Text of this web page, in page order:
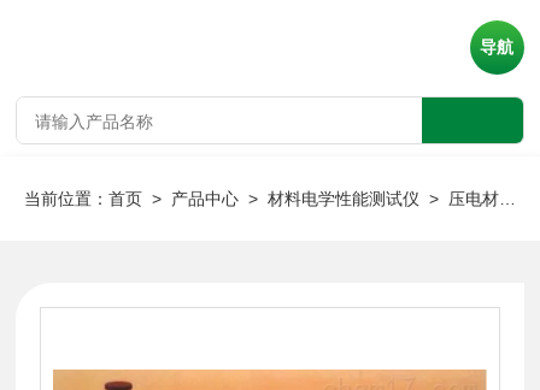
导航
当前位置：首页 > 产品中心 >材料电学性能测试仪 > 压电材料测试仪